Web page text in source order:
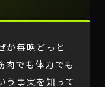
か毎晩どっと
でも体力でも
う事実を知って